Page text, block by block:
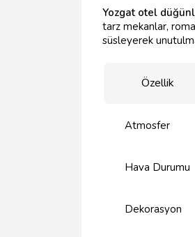
Yozgat otel
tarz mekanlar,
süsleyerek
Özellik
Atmosfer
Hava Durumu
Dekorasyon